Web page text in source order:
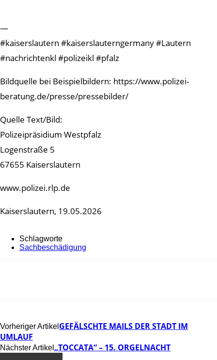
—
#kaiserslautern #kaiserslauterngermany #Lautern
#nachrichtenkl #polizeikl #pfalz
Bildquelle bei Beispielbildern: https://www.polizei-
beratung.de/presse/pressebilder/
Quelle Text/Bild:
Polizeipräsidium Westpfalz
Logenstraße 5
67655 Kaiserslautern
www.polizei.rlp.de
Kaiserslautern, 19.05.2026
Schlagworte
Sachbeschädigung
Vorheriger Artikel GEFÄLSCHTE MAILS DER STADT IM
UMLAUF
Nächster Artikel „TOCCATA“ – 15. ORGELNACHT